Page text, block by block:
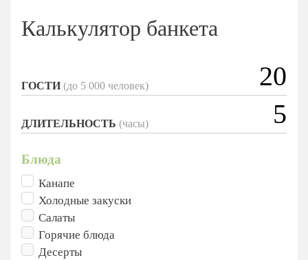
Калькулятор банкета
ГОСТИ (до 5 000 человек)
ДЛИТЕЛЬНОСТЬ (часы)
Блюда
Канапе
Холодные закуски
Салаты
Горячие блюда
Десерты